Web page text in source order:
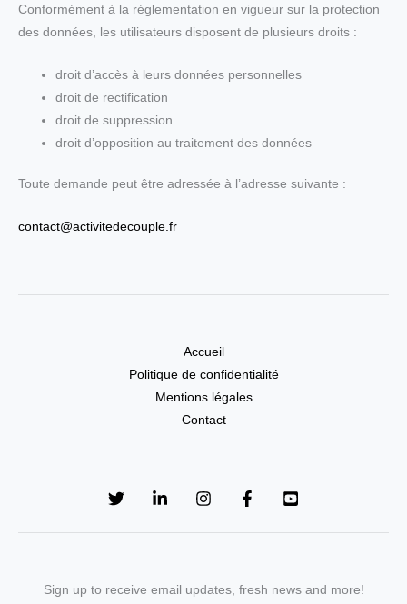
Conformément à la réglementation en vigueur sur la protection
des données, les utilisateurs disposent de plusieurs droits :
droit d’accès à leurs données personnelles
droit de rectification
droit de suppression
droit d’opposition au traitement des données
Toute demande peut être adressée à l’adresse suivante :
contact@activitedecouple.fr
Accueil
Politique de confidentialité
Mentions légales
Contact
Sign up to receive email updates, fresh news and more!